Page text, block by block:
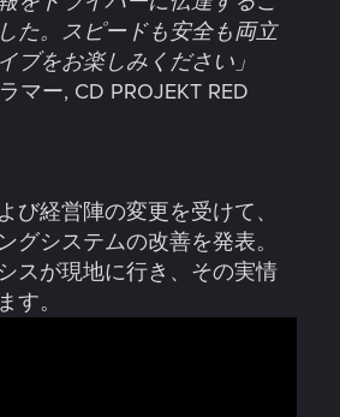
た。スピードも安全も両立
ブをお楽しみください」
マー, CD PROJEKT RED
び経営陣の変更を受けて、
グシステムの改善を発表。
スが現地に行き、その実情
す。